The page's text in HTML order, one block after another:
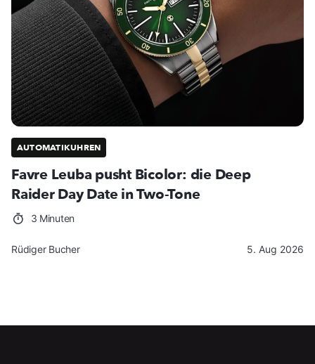
AUTOMATIKUHREN
Favre Leuba pusht Bicolor: die Deep
Raider Day Date in Two-Tone
3 Minuten
Rüdiger Bucher 5. Aug 2026